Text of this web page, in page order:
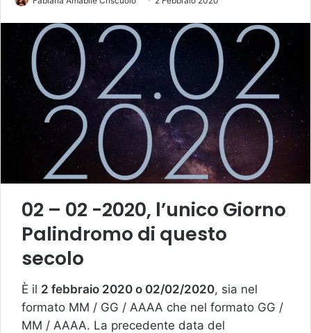
02 – 02 -2020, l’unico Giorno
Palindromo di questo
secolo
È il 2 febbraio 2020 o 02/02/2020, sia nel
formato MM / GG / AAAA che nel formato GG /
MM / AAAA. La precedente data del